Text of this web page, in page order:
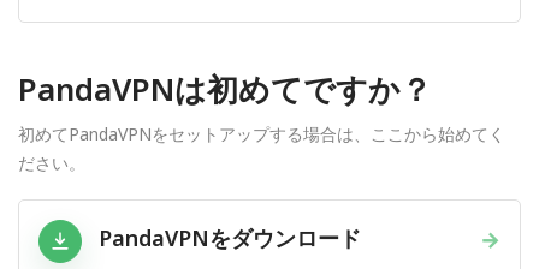
PandaVPNは初めてですか？
初めてPandaVPNをセットアップする場合は、ここから始めてく
ださい。
→
PandaVPNをダウンロード